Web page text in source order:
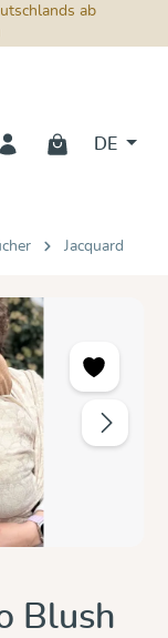
ab
DE
Jacquard
Blush